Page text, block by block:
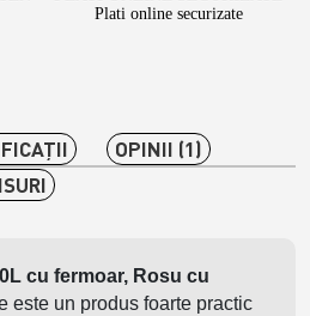
Plati online securizate
OPINII (1)
cu fermoar, Rosu cu
este un produs foarte practic